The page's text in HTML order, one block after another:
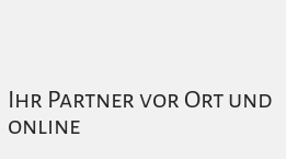
Ihr Partner vor Ort und
online